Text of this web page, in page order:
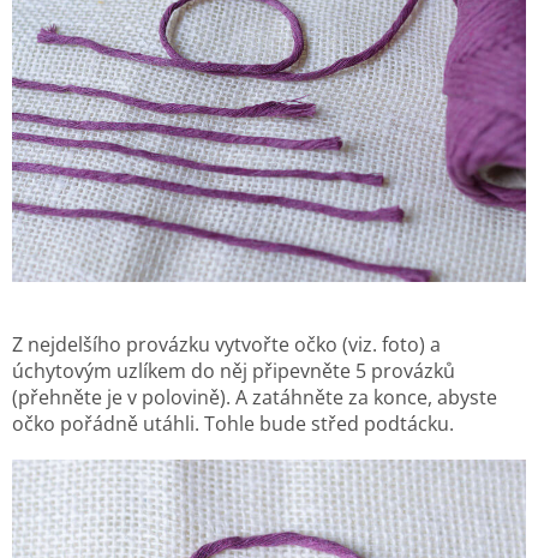
Z nejdelšího provázku vytvořte očko (viz. foto) a
úchytovým uzlíkem do něj připevněte 5 provázků
(přehněte je v polovině). A zatáhněte za konce, abyste
očko pořádně utáhli. Tohle bude střed podtácku.